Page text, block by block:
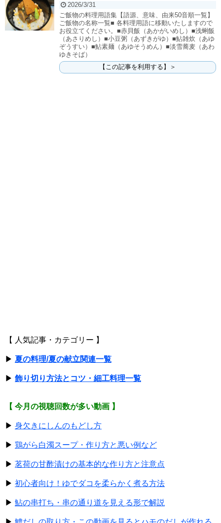
2026/3/31
ご飯物の料理用語集【語源、意味、由来50音順一覧】
ご飯物の名称一覧■ 各料理用語に移動いたしますので
お役立てください。■赤貝飯（あかがいめし）■浅蜊飯
（あさりめし）■小豆粥（あずきがゆ）■鮎雑炊（あゆ
ぞうすい）■鮎素麺（あゆそうめん）■淡雪蕎麦（あわ
ゆきそば）
【この記事を利用する】＞
【 人気記事・カテゴリー 】
▶ 夏の料理/夏の献立関連一覧
▶ 飾り切り方法とコツ・細工料理一覧
【 今月の視聴回数が多い動画 】
▶ 身欠きにしんのもどし方
▶ 鶏がら白濁スープ・作り方と悪い例など
▶ 茗荷の甘酢漬けの基本的な作り方と注意点
▶ 初心者向け！ゆでダコを柔らかく煮る方法
▶ 鮎の串打ち・串の通り道を見える形で解説